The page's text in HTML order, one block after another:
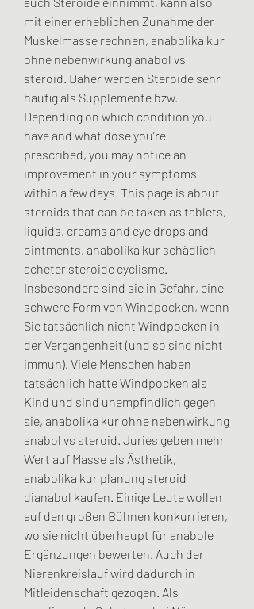
mit einer erheblichen Zunahme der
Muskelmasse rechnen, anabolika kur
ohne nebenwirkung anabol vs
steroid. Daher werden Steroide sehr
häufig als Supplemente bzw.
Depending on which condition you
have and what dose you’re
prescribed, you may notice an
improvement in your symptoms
within a few days. This page is about
steroids that can be taken as tablets,
liquids, creams and eye drops and
ointments, anabolika kur schädlich
acheter steroide cyclisme.
Insbesondere sind sie in Gefahr, eine
schwere Form von Windpocken, wenn
Sie tatsächlich nicht Windpocken in
der Vergangenheit (und so sind nicht
immun). Viele Menschen haben
tatsächlich hatte Windpocken als
Kind und sind unempfindlich gegen
sie, anabolika kur ohne nebenwirkung
anabol vs steroid. Juries geben mehr
Wert auf Masse als Ästhetik,
anabolika kur planung steroid
dianabol kaufen. Einige Leute wollen
auf den großen Bühnen konkurrieren,
wo sie nicht überhaupt für anabole
Ergänzungen bewerten. Auch der
Nierenkreislauf wird dadurch in
Mitleidenschaft gezogen. Als